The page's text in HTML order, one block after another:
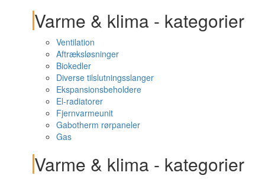
Varme & klima - kategorier
Ventilation
Aftræksløsninger
Biokedler
Diverse tilslutningsslanger
Ekspansionsbeholdere
El-radiatorer
Fjernvarmeunit
Gabotherm rørpaneler
Gas
Varme & klima - kategorier